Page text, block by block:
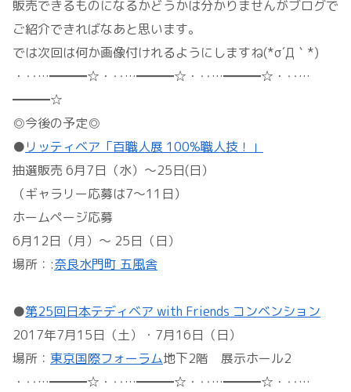
販売できるものになるかどうかは分かりませんがブログで
ご紹介できればなあと思います。
では次回は何か画像付けれるようにしますね(*σ´Д｀*)
・‥…━━━☆・‥…━━━☆・‥…━━━☆・‥…
━━━☆
◎今後の予定◎
●リッティベア「百職人展 100%職人技！」
抽選販売 6月7日（水）～25日(日）
（ギャラリー応募は7～11日）
ホームページ応募
6月12日（月）～ 25日（日）
場所：:奈良水門町 五風舎
●第25回日本テディベア with Friends コンベンション
2017年7月15日（土）・7月16日（日）
場所： 東京国際フォーラム地下2階 展示ホール2
・‥…━━━☆・‥…━━━☆・‥…━━━☆・‥…